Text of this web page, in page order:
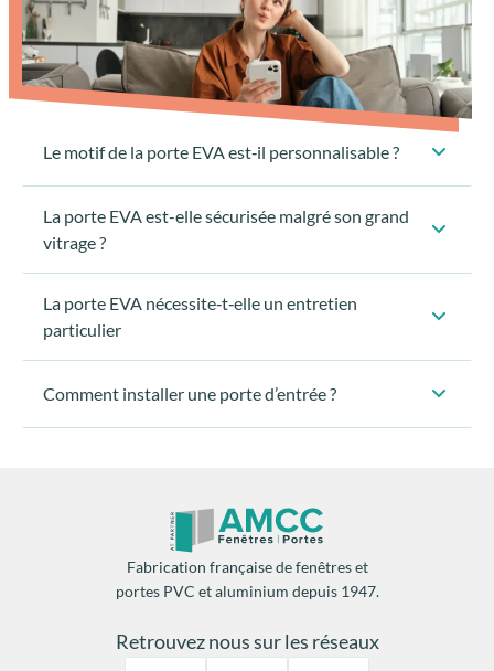
Le motif de la porte EVA est‑il personnalisable ?
La porte EVA est-elle sécurisée malgré son grand
vitrage ?
La porte EVA nécessite‑t‑elle un entretien
particulier
Comment installer une porte d’entrée ?
Fabrication française de fenêtres et
portes PVC et aluminium depuis 1947.
Retrouvez nous sur les réseaux